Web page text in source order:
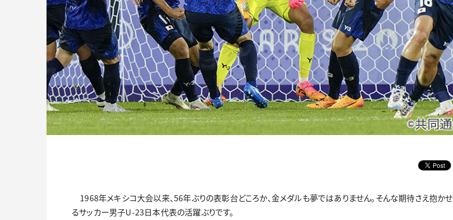
1968年メキシコ大会以来、56年ぶりの表彰台どころか、金メダルも夢ではありません。そんな期待さえ抱かせ
るサッカー男子U-23日本代表の活躍ぶりです。